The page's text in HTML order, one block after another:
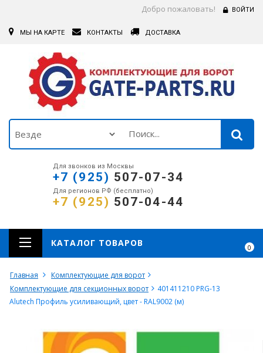
Добро пожаловать! ВОЙТИ
МЫ НА КАРТЕ КОНТАКТЫ ДОСТАВКА
Для звонков из Москвы
+7 (925) 507-07-34
Для регионов РФ (бесплатно)
+7 (925) 507-04-44
0
КАТАЛОГ ТОВАРОВ
Главная
Комплектующие для ворот
Комплектующие для секционных ворот
401411210 PRG-13
Alutech Профиль усиливающий, цвет - RAL9002 (м)